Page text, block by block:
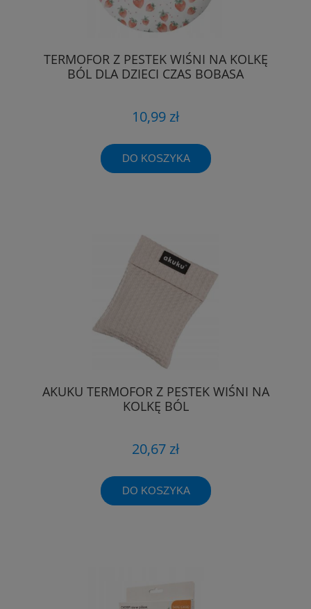
TERMOFOR Z PESTEK WIŚNI NA KOLKĘ
BÓL DLA DZIECI CZAS BOBASA
10,99 zł
DO KOSZYKA
AKUKU TERMOFOR Z PESTEK WIŚNI NA
KOLKĘ BÓL
20,67 zł
DO KOSZYKA